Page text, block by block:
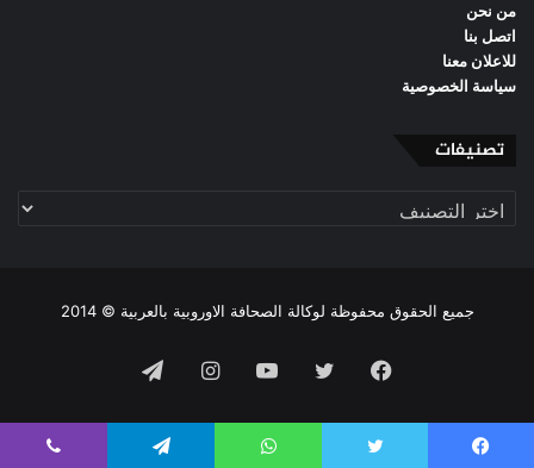
من نحن
اتصل بنا
للاعلان معنا
سياسة الخصوصية
تصنيفات
تصنيفات
جميع الحقوق محفوظة لوكالة الصحافة الاوروبية بالعربية © 2014
فيسبوك تويتر يوتيوبانستقرامتيلقرام